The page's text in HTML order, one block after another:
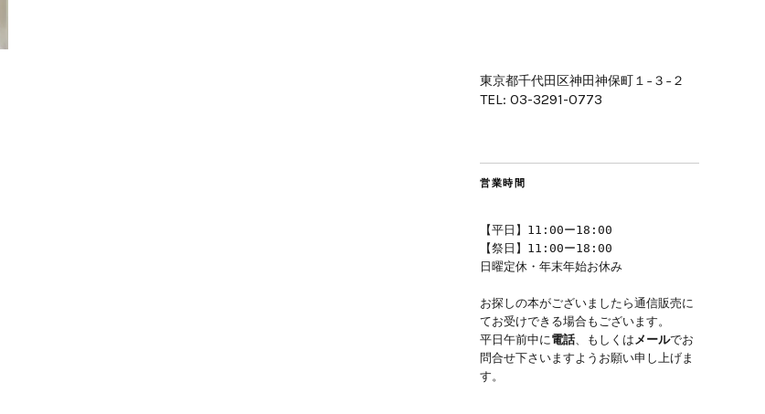
東京都千代田区神田神保町１−３−２
TEL: 03-3291-0773
営業時間
【平日】11:00ー18:00
【祭日】11:00ー18:00
日曜定休・年末年始お休み
お探しの本がございましたら通信販売に
てお受けできる場合もございます。
平日午前中に電話、もしくはメールでお
問合せ下さいますようお願い申し上げま
す。